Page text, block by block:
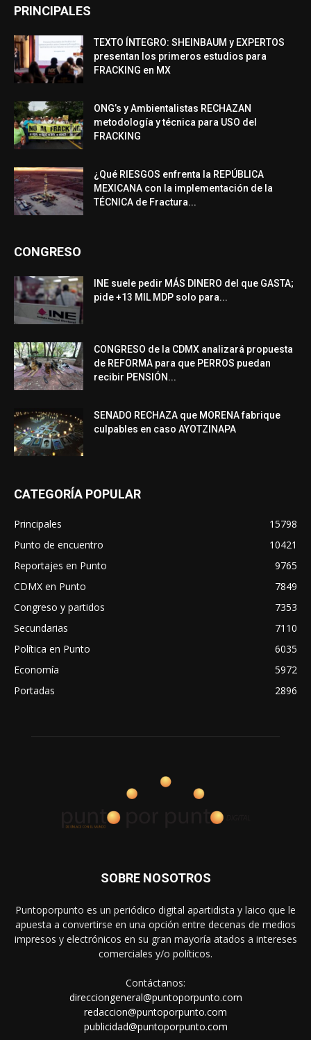
PRINCIPALES
TEXTO ÍNTEGRO: SHEINBAUM y EXPERTOS
presentan los primeros estudios para
FRACKING en MX
ONG’s y Ambientalistas RECHAZAN
metodología y técnica para USO del
FRACKING
¿Qué RIESGOS enfrenta la REPÚBLICA
MEXICANA con la implementación de la
TÉCNICA de Fractura...
CONGRESO
INE suele pedir MÁS DINERO del que GASTA;
pide +13 MIL MDP solo para...
CONGRESO de la CDMX analizará propuesta
de REFORMA para que PERROS puedan
recibir PENSIÓN...
SENADO RECHAZA que MORENA fabrique
culpables en caso AYOTZINAPA
CATEGORÍA POPULAR
Principales
15798
Punto de encuentro
10421
Reportajes en Punto
9765
CDMX en Punto
7849
Congreso y partidos
7353
Secundarias
7110
Política en Punto
6035
Economía
5972
Portadas
2896
SOBRE NOSOTROS
Puntoporpunto es un periódico digital apartidista y laico que le
apuesta a convertirse en una opción entre decenas de medios
impresos y electrónicos en su gran mayoría atados a intereses
comerciales y/o políticos.
Contáctanos:
direcciongeneral@puntoporpunto.com
redaccion@puntoporpunto.com
publicidad@puntoporpunto.com